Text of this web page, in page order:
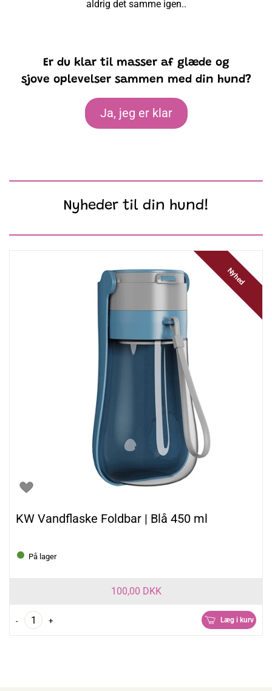
aldrig det samme igen..
Er du klar til masser af glæde og
sjove oplevelser sammen med din hund?
Ja, jeg er klar
Nyheder til din hund!
KW Vandflaske Foldbar | Blå 450 ml
På lager
Nyhed
100,00 DKK
- + Læg i kurv